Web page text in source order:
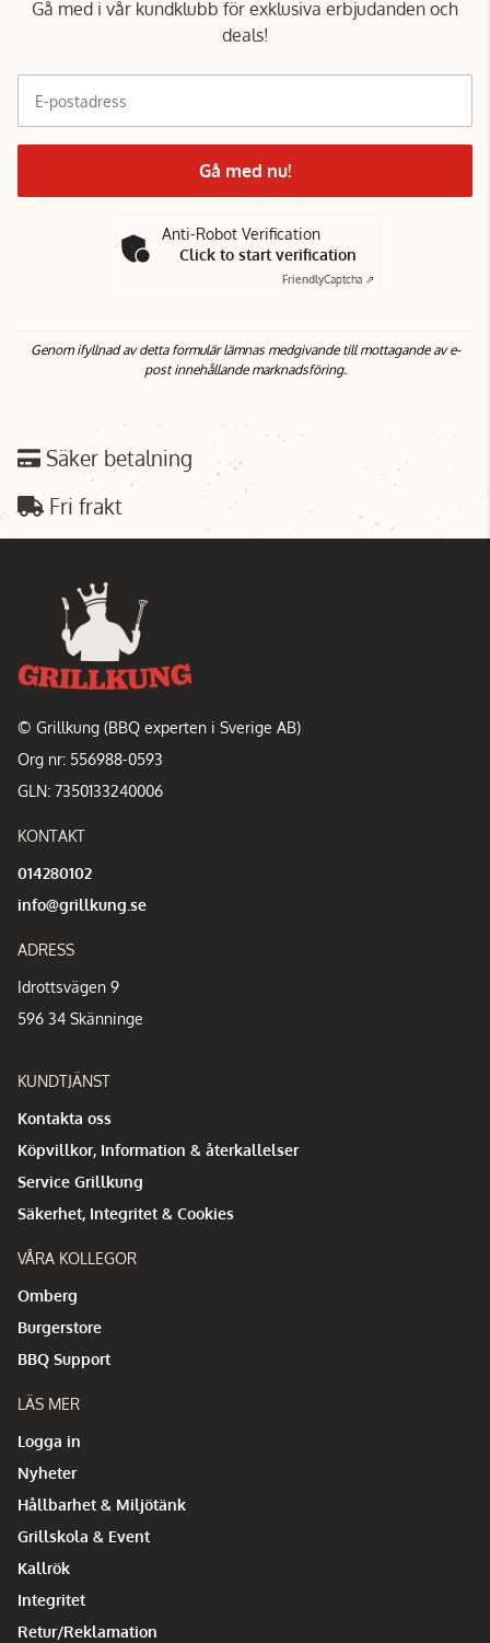
Gå med i vår kundklubb för exklusiva erbjudanden och
deals!
E-postadress
Gå med nu!
Anti-Robot Verification
Click to start verification
FriendlyCaptcha ⇗
Genom ifyllnad av detta formulär lämnas medgivande till mottagande av e-
post innehållande marknadsföring.
Säker betalning
Fri frakt
© Grillkung (BBQ experten i Sverige AB)
Org nr: 556988-0593
GLN: 7350133240006
KONTAKT
014280102
info@grillkung.se
ADRESS
Idrottsvägen 9
596 34 Skänninge
KUNDTJÄNST
Kontakta oss
Köpvillkor, Information & återkallelser
Service Grillkung
Säkerhet, Integritet & Cookies
VÅRA KOLLEGOR
Omberg
Burgerstore
BBQ Support
LÄS MER
Logga in
Nyheter
Hållbarhet & Miljötänk
Grillskola & Event
Kallrök
Integritet
Retur/Reklamation